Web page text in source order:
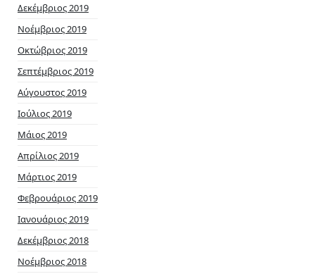
Δεκέμβριος 2019
Νοέμβριος 2019
Οκτώβριος 2019
Σεπτέμβριος 2019
Αύγουστος 2019
Ιούλιος 2019
Μάιος 2019
Απρίλιος 2019
Μάρτιος 2019
Φεβρουάριος 2019
Ιανουάριος 2019
Δεκέμβριος 2018
Νοέμβριος 2018